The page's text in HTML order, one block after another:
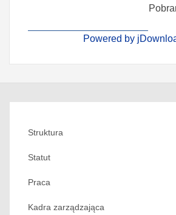
Powered by
Struktura
Statut
Praca
Kadra zarządzająca